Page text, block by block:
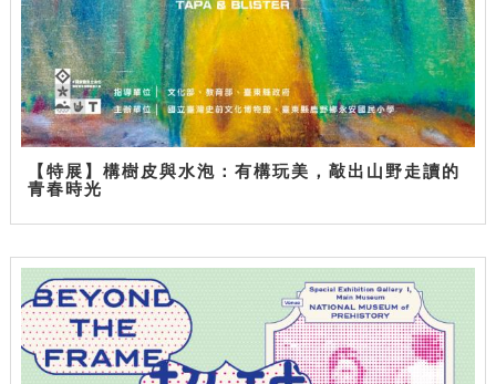
【特展】構樹皮與水泡：有構玩美，敲出山野走讀的
青春時光